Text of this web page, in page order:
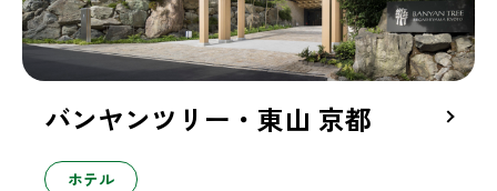
バンヤンツリー・東山 京都
ホテル